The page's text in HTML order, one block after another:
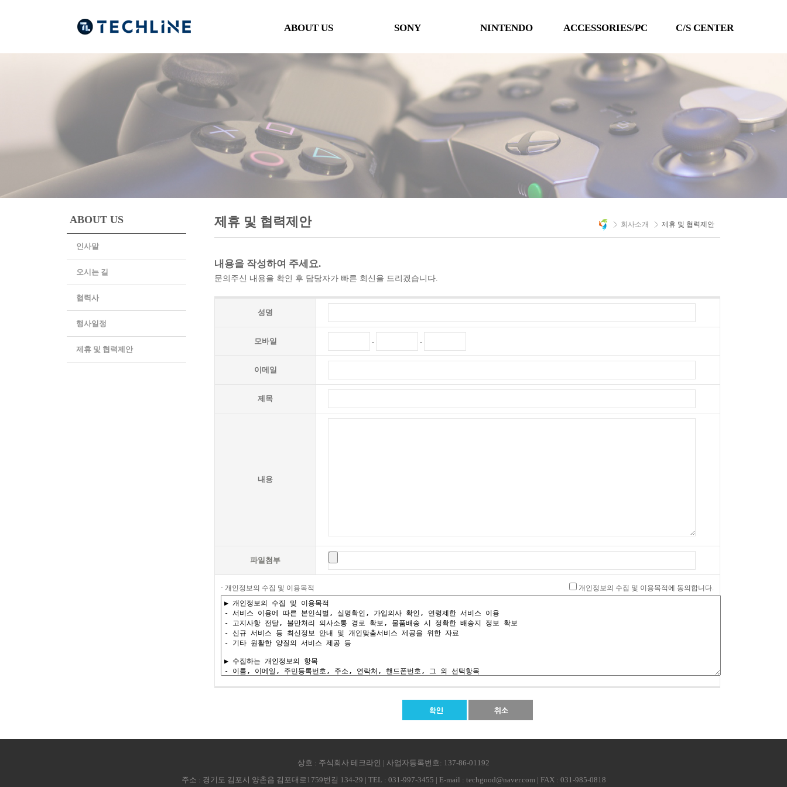
ABOUT US
행사일정
제휴 및 협력제안
SONY
타이틀
악세사리
NINTENDO
타이틀
악세사리
ACCESSORIES/PC
TECHLINE
PC 타이틀
C/S CENTER
이벤트
Q&A
자료실
A/S 문의
ABOUT US
인사말
오시는 길
협력사
행사일정
제휴 및 협력제안
회사소개 제휴 및 협력제안
제휴 및 협력제안
내용을 작성하여 주세요.
문의주신 내용을 확인 후 담당자가 빠른 회신을 드리겠습니다.
성명
모바일 - -
이메일
제목
내용
파일첨부
· 개인정보의 수집 및 이용목적 개인정보의 수집 및 이용목적에 동의합니다.
상호 : 주식회사 테크라인 | 사업자등록번호: 137-86-01192
주소 : 경기도 김포시 양촌읍 김포대로1759번길 134-29 | TEL : 031-997-3455 | E-mail : techgood@naver.com | FAX : 031-985-0818